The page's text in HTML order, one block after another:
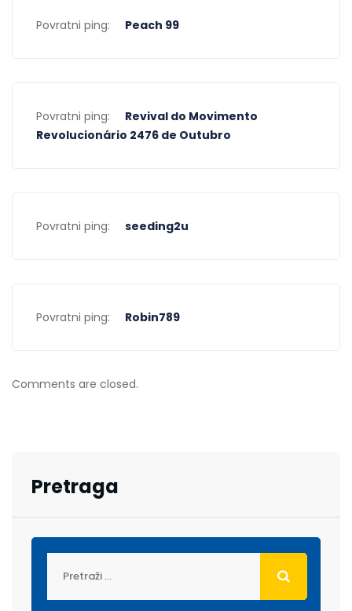
Povratni ping: Peach 99
Povratni ping:
Revival do Movimento
Revolucionário 2476 de Outubro
Povratni ping: seeding2u
Povratni ping: Robin789
Comments are closed.
Pretraga